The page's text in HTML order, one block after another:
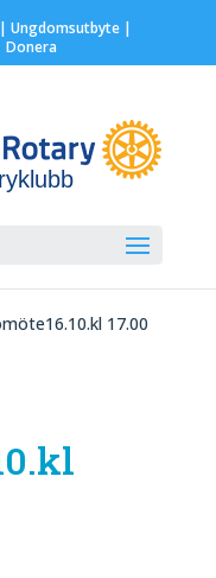
Ungdomsutbyte|
Donera
17.00